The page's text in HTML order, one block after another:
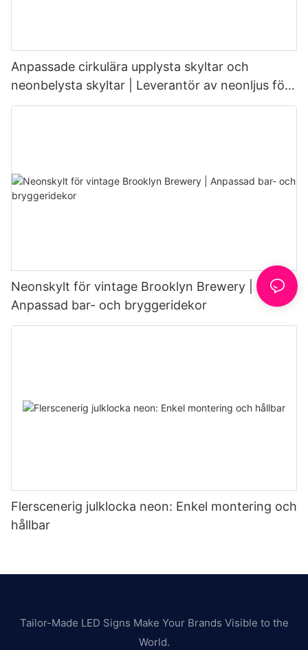
Anpassade cirkulära upplysta skyltar och
neonbelysta skyltar | Leverantör av neonljus för
caféer
Neonskylt för vintage Brooklyn Brewery |
Anpassad bar- och bryggeridekor
Flerscenerig julklocka neon: Enkel montering och
hållbar
Tailor-Made LED Signs Make Your Brands Visible to the
World.